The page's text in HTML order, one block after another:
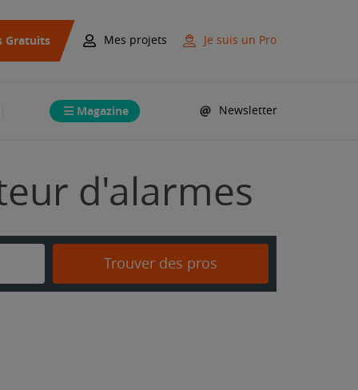
Gratuits Mes projets Je suis un Pro
Magazine Newsletter
d'alarmes
Trouver des pros